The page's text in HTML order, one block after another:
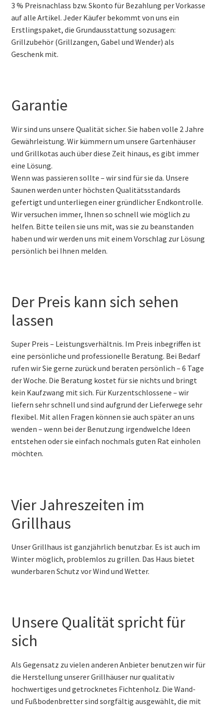
3 % Preisnachlass bzw. Skonto für Bezahlung per Vorkasse
auf alle Artikel. Jeder Käufer bekommt von uns ein
Erstlingspaket, die Grundausstattung sozusagen:
Grillzubehör (Grillzangen, Gabel und Wender) als
Geschenk mit.
Garantie
Wir sind uns unsere Qualität sicher. Sie haben volle 2 Jahre
Gewährleistung. Wir kümmern um unsere Gartenhäuser
und Grillkotas auch über diese Zeit hinaus, es gibt immer
eine Lösung.
Wenn was passieren sollte – wir sind für sie da. Unsere
Saunen werden unter höchsten Qualitätsstandards
gefertigt und unterliegen einer gründlicher Endkontrolle.
Wir versuchen immer, Ihnen so schnell wie möglich zu
helfen. Bitte teilen sie uns mit, was sie zu beanstanden
haben und wir werden uns mit einem Vorschlag zur Lösung
persönlich bei Ihnen melden.
Der Preis kann sich sehen
lassen
Super Preis – Leistungsverhältnis. Im Preis inbegriffen ist
eine persönliche und professionelle Beratung. Bei Bedarf
rufen wir Sie gerne zurück und beraten persönlich – 6 Tage
der Woche. Die Beratung kostet für sie nichts und bringt
kein Kaufzwang mit sich. Für Kurzentschlossene – wir
liefern sehr schnell und sind aufgrund der Lieferwege sehr
flexibel. Mit allen Fragen können sie auch später an uns
wenden – wenn bei der Benutzung irgendwelche Ideen
entstehen oder sie einfach nochmals guten Rat einholen
möchten.
Vier Jahreszeiten im
Grillhaus
Unser Grillhaus ist ganzjährlich benutzbar. Es ist auch im
Winter möglich, problemlos zu grillen. Das Haus bietet
wunderbaren Schutz vor Wind und Wetter.
Unsere Qualität spricht für
sich
Als Gegensatz zu vielen anderen Anbieter benutzen wir für
die Herstellung unserer Grillhäuser nur qualitativ
hochwertiges und getrocknetes Fichtenholz. Die Wand-
und Fußbodenbretter sind sorgfältig ausgewählt, die mit